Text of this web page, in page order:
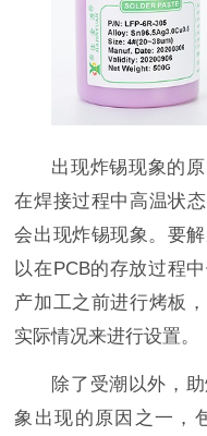
出现炸锡现象的
在焊接过程中高温状
会出现炸锡现象。要
以在PCB的存放过程
产加工之前进行烤板
实际情况来进行设置。
除了受潮以外，
象出现的原因之一，